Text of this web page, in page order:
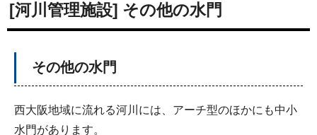
[河川管理施設] その他の水門
その他の水門
西大阪地域に流れる河川には、アーチ型のほかにも中小
水門があります。